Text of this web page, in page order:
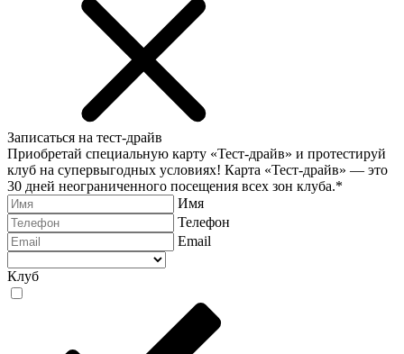
Записаться на тест-драйв
Приобретай специальную карту «Тест-драйв» и протестируй
клуб на супервыгодных условиях! Карта «Тест-драйв» — это
30 дней неограниченного посещения всех зон клуба.*
Имя
Телефон
Email
Клуб